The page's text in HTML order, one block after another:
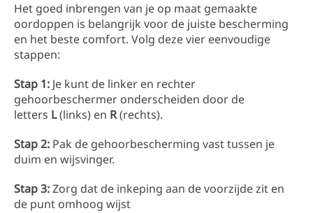
Het goed inbrengen van je op maat gemaakte
oordoppen is belangrijk voor de juiste bescherming
en het beste comfort. Volg deze vier eenvoudige
stappen:
Stap 1: Je kunt de linker en rechter
gehoorbeschermer onderscheiden door de
letters L(links) en R(rechts).
Stap 2: Pak de gehoorbescherming vast tussen je
duim en wijsvinger.
Stap 3:Zorg dat de inkeping aan de voorzijde zit en
de punt omhoog wijst